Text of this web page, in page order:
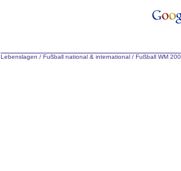
Lebenslagen / Fußball national & international / Fußball WM